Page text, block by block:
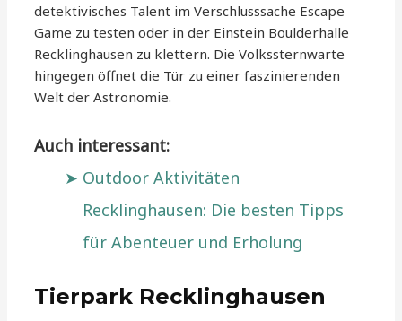
detektivisches Talent im Verschlusssache Escape
Game zu testen oder in der Einstein Boulderhalle
Recklinghausen zu klettern. Die Volkssternwarte
hingegen öffnet die Tür zu einer faszinierenden
Welt der Astronomie.
Auch interessant:
Outdoor Aktivitäten
Recklinghausen: Die besten Tipps
für Abenteuer und Erholung
Tierpark Recklinghausen